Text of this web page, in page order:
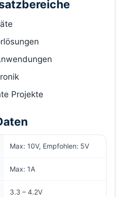
Projekte
Max: 10V, Empfohlen: 5V
Max: 1A
3.3 – 4.2V